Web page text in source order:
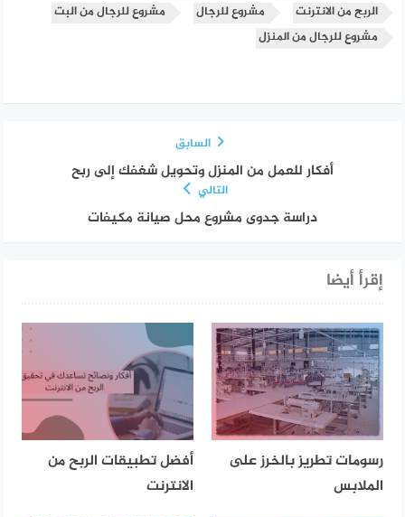
الربح من الانترنت
مشروع للرجال
مشروع للرجال من البت
مشروع للرجال من المنزل
السابق
أفكار للعمل من المنزل وتحويل شغفك إلى ربح
التالي
دراسة جدوى مشروع محل صيانة مكيفات
إقرأ أيضا
رسومات تطريز بالخرز على
الملابس
أفضل تطبيقات الربح من
الانترنت